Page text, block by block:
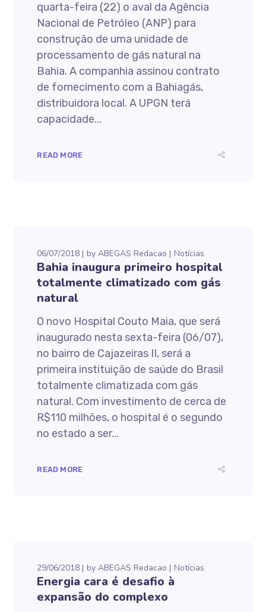
quarta-feira (22) o aval da Agência
Nacional de Petróleo (ANP) para
construção de uma unidade de
processamento de gás natural na
Bahia. A companhia assinou contrato
de fornecimento com a Bahiagás,
distribuidora local. A UPGN terá
capacidade...
READ MORE
06/07/2018 byABEGAS Redacao Notícias
Bahia inaugura primeiro hospital
totalmente climatizado com gás
natural
O novo Hospital Couto Maia, que será
inaugurado nesta sexta-feira (06/07),
no bairro de Cajazeiras II, será a
primeira instituição de saúde do Brasil
totalmente climatizada com gás
natural. Com investimento de cerca de
R$110 milhões, o hospital é o segundo
no estado a ser...
READ MORE
29/06/2018 byABEGAS Redacao Notícias
Energia cara é desafio à
expansão do complexo